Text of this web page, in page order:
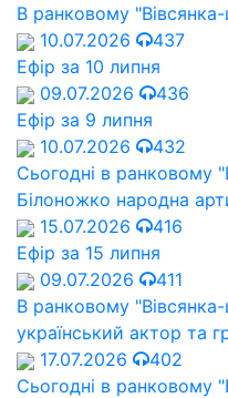
В ранковому
10.07.2026
437
Ефір за 10 липня
09.07.2026
436
Ефір за 9 липня
10.07.2026
432
Сьогодні в ранковому
Білоножко народна
15.07.2026
416
Ефір за 15 липня
09.07.2026
411
В ранковому
український актор та
17.07.2026
402
Сьогодні в ранковому